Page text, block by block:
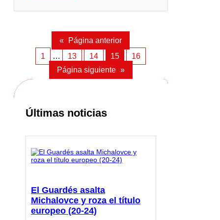
«
Página anterior
1
… 13 14 15
16
Página siguiente »
Últimas noticias
El Guardés asalta
Michalovce y roza el título
europeo (20-24)